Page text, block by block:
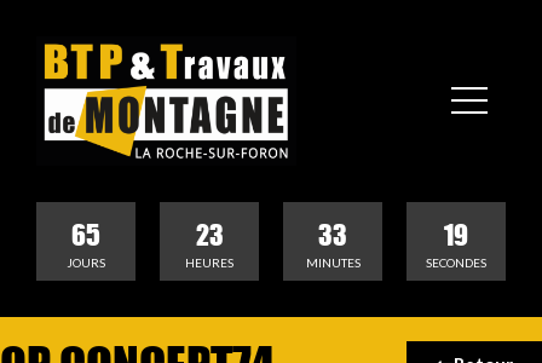
65
JOURS
23
HEURES
33
MINUTES
19
SECONDES